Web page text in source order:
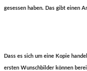
gesessen haben. Das gibt einen
Dass es sich um eine Kopie
ersten Wunschbilder können